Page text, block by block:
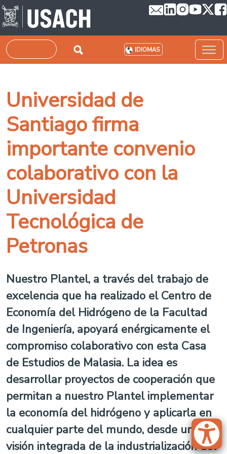
Pasar al contenido principal
Buscar IDIOMAS
Universidad de
Santiago firma
importante convenio
colaborativo con la
Universidad
Tecnológica de
Petronas
Nuestro Plantel, a través del trabajo de
excelencia que ha realizado el Centro de
Economía del Hidrógeno de la Facultad
de Ingeniería, apoyará enérgicamente el
compromiso colaborativo con esta Casa
de Estudios de Malasia. La idea es
desarrollar proyectos de cooperación que
permitan a nuestro Plantel implementar
la economía del hidrógeno y aplicarla en
cualquier parte del mundo, desde una
visión integrada de la industrialización del